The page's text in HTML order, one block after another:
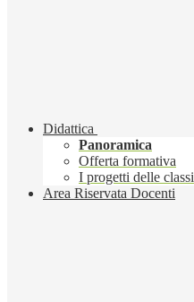
Didattica
Panoramica
Offerta formativa
I progetti delle classi
Area Riservata Docenti